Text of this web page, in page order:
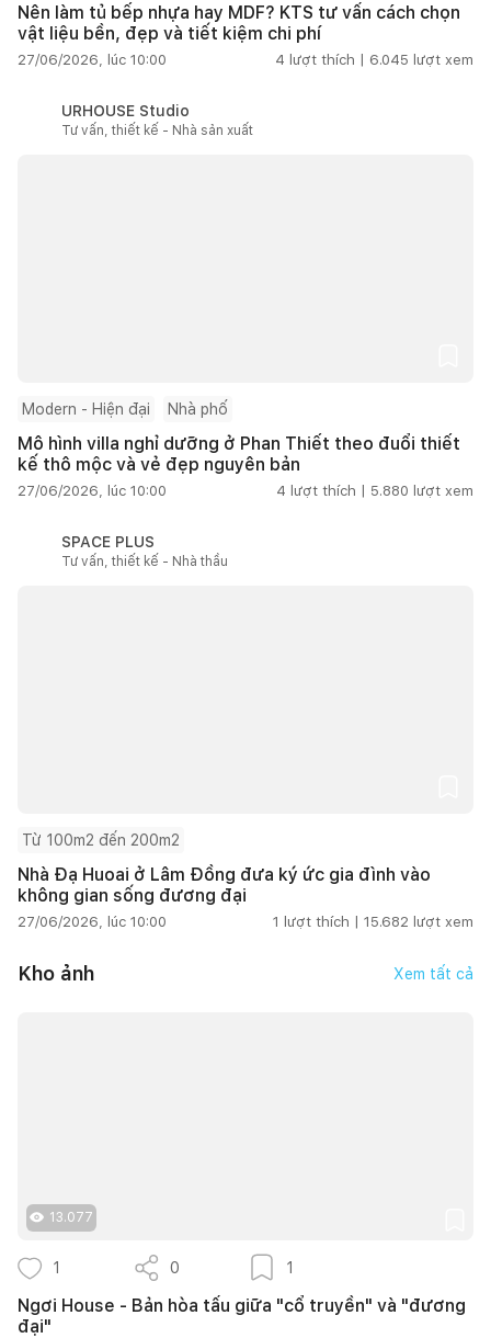
Nên làm tủ bếp nhựa hay MDF? KTS tư vấn cách chọn
vật liệu bền, đẹp và tiết kiệm chi phí
27/06/2026, lúc 10:00 4 lượt thích | 6.045 lượt xem
URHOUSE Studio
Tư vấn, thiết kế - Nhà sản xuất
Modern - Hiện đại Nhà phố
Mô hình villa nghỉ dưỡng ở Phan Thiết theo đuổi thiết
kế thô mộc và vẻ đẹp nguyên bản
27/06/2026, lúc 10:00 4 lượt thích | 5.880 lượt xem
SPACE PLUS
Tư vấn, thiết kế - Nhà thầu
Từ 100m2 đến 200m2
Nhà Đạ Huoai ở Lâm Đồng đưa ký ức gia đình vào
không gian sống đương đại
27/06/2026, lúc 10:00 1 lượt thích | 15.682 lượt xem
Kho ảnh Xem tất cả
13.077
1 0 1
Ngơi House - Bản hòa tấu giữa "cổ truyền" và "đương
đại"